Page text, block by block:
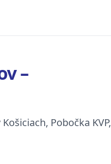
–
Pobočka KVP,